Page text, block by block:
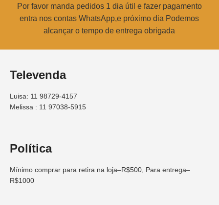
Por favor manda pedidos 1 dia útil e fazer pagamento
entra nos contas WhatsApp,e próximo dia Podemos
alcançar o tempo de entrega obrigada
Televenda
Luisa: 11 98729-4157
Melissa : 11 97038-5915
Política
Mínimo comprar para retira na loja–R$500, Para entrega–
R$1000